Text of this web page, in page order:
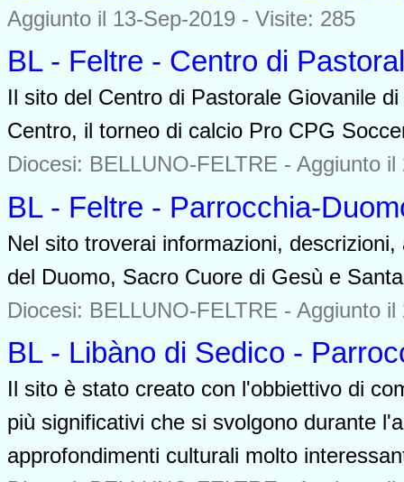
Aggiunto il 13-Sep-2019 - Visite: 285
BL - Feltre - Centro di
Il sito del Centro di Pastorale Giovanile
Centro, il torneo di calcio Pro CPG
Diocesi: BELLUNO-FELTRE - Aggiunto il
BL - Feltre - Parrocchia-
Nel sito troverai informazioni,
del Duomo, Sacro Cuore di Gesù e
Diocesi: BELLUNO-FELTRE - Aggiunto il
BL - Libàno di Sedico -
Il sito è stato creato con l'obbiettivo di
più significativi che si svolgono durante
approfondimenti culturali molto